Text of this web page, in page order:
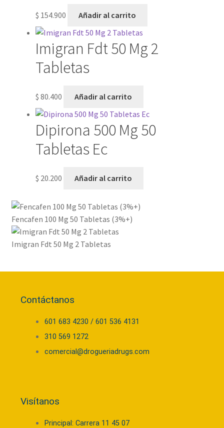
$ 154.900 Añadir al carrito
Imigran Fdt 50 Mg 2
Tabletas
$ 80.400 Añadir al carrito
Dipirona 500 Mg 50
Tabletas Ec
$ 20.200 Añadir al carrito
Fencafen 100 Mg 50 Tabletas (3%+)
Imigran Fdt 50 Mg 2 Tabletas
Contáctanos
601 683 4230 / 601 536 4131
310 569 1272
comercial@drogueriadrugs.com
Visítanos
Principal: Carrera 11 45 07